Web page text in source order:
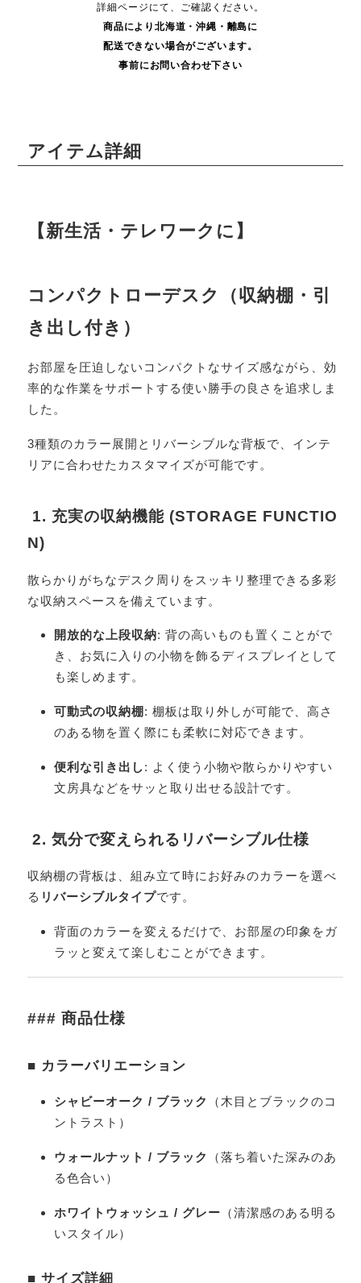
詳細ページにて、ご確認ください。
商品により 北海道・沖縄・ 離島に
配送できない場合がございます。
事前にお問い合わせ下さい
アイテム詳細
【新生活・テレワークに】
コンパクトローデスク（収納棚・引
き出し付き）
お部屋を圧迫しないコンパクトなサイズ感ながら、効
率的な作業をサポートする使い勝手の良さを追求しま
した。
3種類のカラー展開とリバーシブルな背板で、インテ
リアに合わせたカスタマイズが可能です。
1. 充実の収納機能 (STORAGE FUNCTIO
N)
散らかりがちなデスク周りをスッキリ整理できる多彩
な収納スペースを備えています。
開放的な上段収納: 背の高いものも置くことがで
き、お気に入りの小物を飾るディスプレイとして
も楽しめます。
可動式の収納棚 : 棚板は取り外しが可能で、高さ
のある物を置く際にも柔軟に対応できます。
便利な引き出し: よく使う小物や散らかりやすい
文房具などをサッと取り出せる設計です。
2. 気分で変えられるリバーシブル仕様
収納棚の背板は、組み立て時にお好みのカラーを選べ
る リバーシブルタイプです。
背面のカラーを変えるだけで、お部屋の印象をガ
ラッと変えて楽しむことができます。
### 商品仕様
■ カラーバリエーション
シャビーオーク / ブラック
（木目とブラックのコ
ントラスト）
ウォールナット / ブラック
（落ち着いた深みのあ
る色合い）
ホワイトウォッシュ / グレー （清潔感のある明る
いスタイル）
■ サイズ詳細